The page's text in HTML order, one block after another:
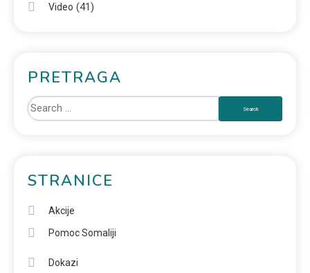
Video (41)
PRETRAGA
STRANICE
Akcije
Pomoc Somaliji
Dokazi